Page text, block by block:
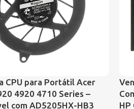
CPU para Portátil Acer
4920 4710 Series –
com AD5205HX-HB3
HP